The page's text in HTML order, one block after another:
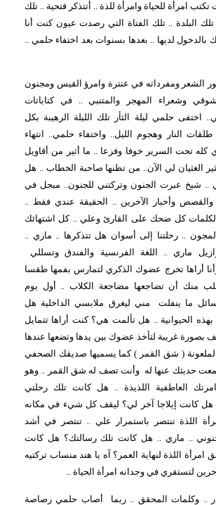
امرأة للحياة وامرأة للذة .. أتتذكر فتحية .. تلك
تلك البلدة .. تلك الفتاة التي رصدت عيون كنت أنا
بالدخول لديها .. بعدها بسنوات بعد اختفاء حلمي ..
الشعر ومفرداته في عنترة وامرؤ القيس ومجنون
وشعراء المهجر والمتنبي .. في كتاباتات
اختفى حلمي ليلة الثأر تلك الليلة الرهيبة بكل
النار وهجوم الليل.. واختفاء حلمي.. انتهاء
تحت السرير خوفا وفزعا .. ما أثير من أقاويل
الغثيان لي الآن.. من تظنها صاحبة الخطاب .. هل
.. شيخ عبرت الجنون وتركتني للجنون.. مبجل في
وأخبار الآخرين .. الحقيقة عندي فقط ..
كل ضحك على القارئ وعلي .. كل اشتهائك
.. رحلتنا إلى أسوان هل تتذكرها .. ماري ..
ماري .. اللغة الفرنسية والفندق وتسللي
وأنا أراها تخرج عضوك الذكري لتمارس بفمها طقسا
منك أن تضاجعها مضاجعة الكلاب .. أول يوم
ما ينفلت
مني ليغرق ملابسي الداخلية هل
الحيوانية .. هل تألمت هي؟ كنت أراها تتمايل
بصورة غريبة لتأخذ عضوك بين يدها وتضعها عندها
( شق القمر ) كما يسميها صديقك الصحفي
حديثك عنها له وأنت تصف له شق القمر .. وهو
العاطفية اللذيذة .. هل كانت تلك رحلتي
هل كانت إيلاجا آخر لي؟ ليقف كل شيء في مكانه
اللذة تنتصر باستمرار علي .. تنتصر في أشد
.. ماري .. هل كانت تلك رسالتك؟ هل كانت
اللذة لنهاية العمر؟ آه يا هند منساب تركتيه
لتستقري في وجدانه امرأة الحياة ..
.. وكلمات المحقق .. ربما
أصاب حلمي رصاصة